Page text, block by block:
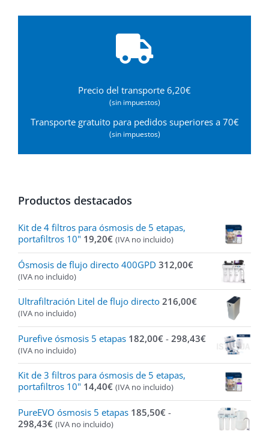
Precio del transporte 6,20€
(sin impuestos)
Transporte gratuito para pedidos superiores a 70€
(sin impuestos)
Productos destacados
Kit de 4 filtros para ósmosis de 5 etapas,
portafiltros 10" 19,20€ (IVA no incluido)
Ósmosis de flujo directo 400GPD 312,00€
(IVA no incluido)
Ultrafiltración Litel de flujo directo 216,00€
(IVA no incluido)
Purefive ósmosis 5 etapas 182,00€ - 298,43€Rango
precios:
desde
182,00€
hasta
298,43€
(IVA no incluido)
Kit de 3 filtros para ósmosis de 5 etapas,
portafiltros 10" 14,40€ (IVA no incluido)
PureEVO ósmosis 5 etapas 185,50€ -
298,43€Rango
(IVA no incluido)